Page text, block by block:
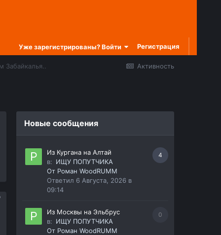
Уже зарегистрированы? Войти Регистрация
Активность
Новые сообщения
4
Из Кургана на Алтай
в: ИЩУ ПОПУТЧИКА
От Роман WoodRUMM
Ответил 6 Августа, 2026 в
09:14
0
Из Москвы на Эльбрус
в: ИЩУ ПОПУТЧИКА
От Роман WoodRUMM